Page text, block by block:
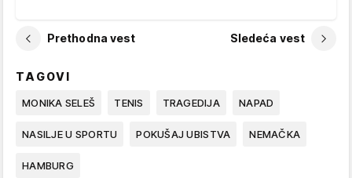
Prethodna vest Sledeća vest
TAGOVI
MONIKA SELEŠ TENIS TRAGEDIJA NAPAD
NASILJE U SPORTU POKUŠAJ UBISTVA NEMAČKA
HAMBURG